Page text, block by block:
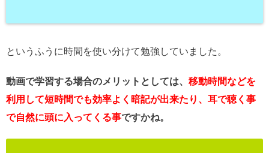
というふうに時間を使い分けて勉強していました。
動画で学習する場合のメリットとしては、 移動時間などを
利用して短時間でも効率よく暗記が出来たり、耳で聴く事
で自然に頭に入ってくる事ですかね。